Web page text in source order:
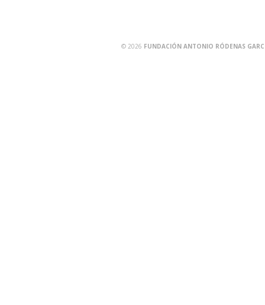
© 2026 FUNDACIÓN ANTONIO RÓDENAS